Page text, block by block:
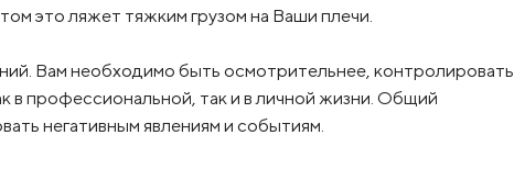
это ляжет тяжким грузом на Ваши плечи.
Вам необходимо быть осмотрительнее, контролировать
в профессиональной, так и в личной жизни. Общий
негативным явлениям и событиям.